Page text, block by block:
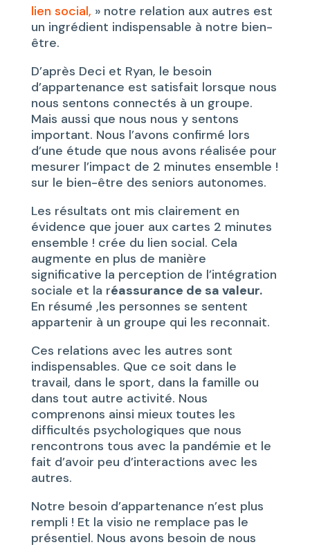
lien social, » notre relation aux autres est
un ingrédient indispensable à notre bien-
être.
D’après Deci et Ryan, le besoin
d’appartenance est satisfait lorsque nous
nous sentons connectés à un groupe.
Mais aussi que nous nous y sentons
important. Nous l’avons confirmé lors
d’une étude que nous avons réalisée pour
mesurer l’impact de 2 minutes ensemble !
sur le bien-être des seniors autonomes.
Les résultats ont mis clairement en
évidence que jouer aux cartes 2 minutes
ensemble ! crée du lien social. Cela
augmente en plus de manière
significative la perception de l’intégration
sociale et la réassurance de sa valeur.
En résumé ,les personnes se sentent
appartenir à un groupe qui les reconnait.
Ces relations avec les autres sont
indispensables. Que ce soit dans le
travail, dans le sport, dans la famille ou
dans tout autre activité. Nous
comprenons ainsi mieux toutes les
difficultés psychologiques que nous
rencontrons tous avec la pandémie et le
fait d’avoir peu d’interactions avec les
autres.
Notre besoin d’appartenance n’est plus
rempli ! Et la visio ne remplace pas le
présentiel. Nous avons besoin de nous